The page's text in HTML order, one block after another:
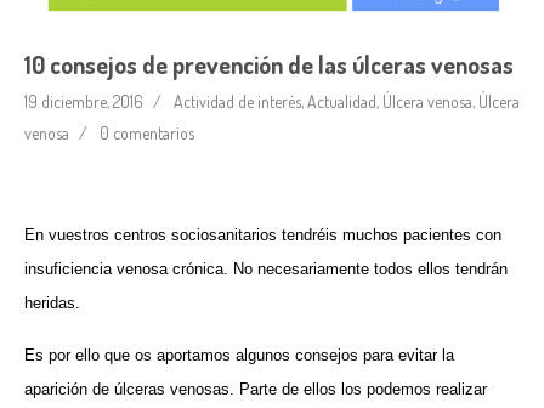
10 consejos de prevención de las úlceras venosas
19 diciembre, 2016 Actividad de interés,Actualidad, Úlcera venosa, Úlcera
venosa
0 comentarios
En vuestros centros sociosanitarios tendréis muchos pacientes con
insuficiencia venosa crónica. No necesariamente todos ellos tendrán
heridas.
Es por ello que os aportamos algunos consejos para evitar la
aparición de úlceras venosas. Parte de ellos los podemos realizar